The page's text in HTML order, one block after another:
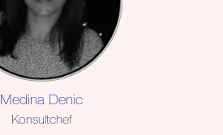
Medina Denic
Konsultchef